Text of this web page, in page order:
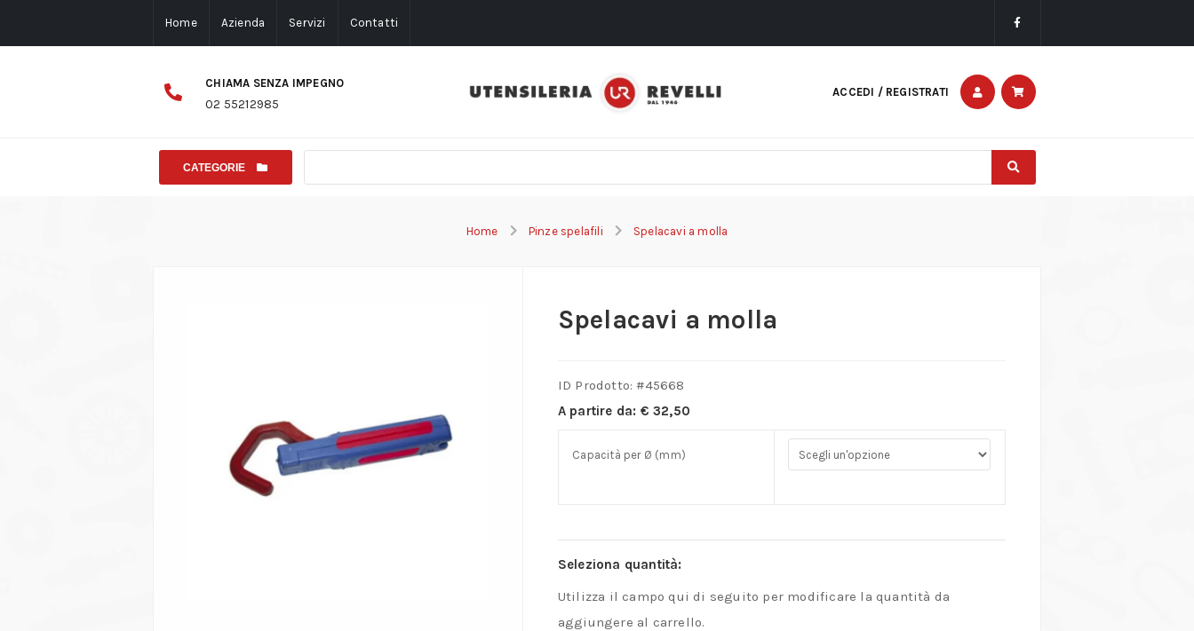
Home Azienda Servizi Contatti
CHIAMA SENZA IMPEGNO
02 55212985
ACCEDI / REGISTRATI
CATEGORIE
Home Pinze spelafili Spelacavi a molla
Spelacavi a molla
ID Prodotto: #45668
A partire da: € 32,50
Capacità per Ø (mm)
Seleziona quantità:
Utilizza il campo qui di seguito per modificare la quantità da
aggiungere al carrello.